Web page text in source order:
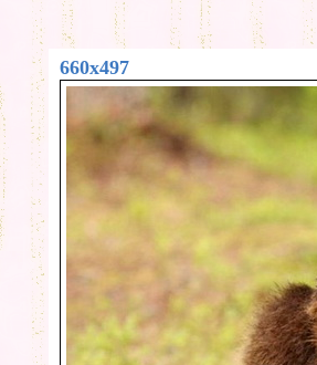
660x497